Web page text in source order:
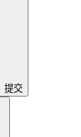
提交